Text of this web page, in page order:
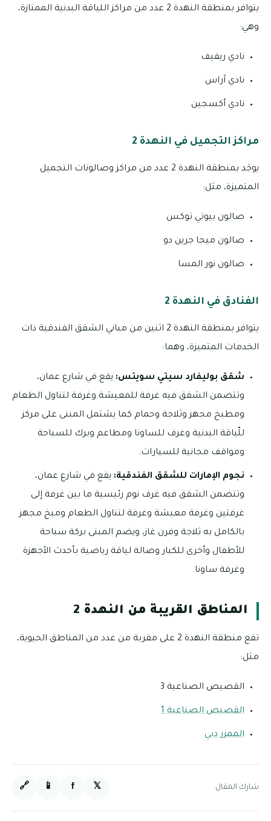
يتوافر بمنطقة النهدة 2 عدد من مراكز اللياقة البدنية الممتازة،
وهي:
نادي ريفيف
نادي آراس
نادي أكسجين
مراكز التجميل في النهدة 2
يوجَد بمنطقة النهدة 2 عدد من مراكز وصالونات التجميل
المتميزة، مثل:
صالون بيوتي توكس
صالون ميجا جرين دو
صالون نور المسا
الفنادق في النهدة 2
يتوافر بمنطقة النهدة 2 اثنين من مباني الشقق الفندقية ذات
الخدمات المتميزة، وهما:
شقق بوليفارد سيتي سويتس: يقع في شارع عمان،
وتتضمن الشقق فيه غرفة للمعيشة وغرفة لتناول الطعام
ومطبخ مجهز وثلاجة وحمام كما يشتمل المبنى على مركز
للّياقة البدنية وغرف للساونا ومطاعم وبرك للسباحة
ومواقف مجانية للسيارات.
نجوم الإمارات للشقق الفندقية: يقع في شارع عمان،
وتتضمن الشقق فيه غرف نوم رئيسية ما بين غرفة إلى
غرفتين وغرفة معيشة وغرفة لتناول الطعام ومبخ مجهز
بالكامل به ثلاجة وفرن غاز، ويضم المبنى بركة سباحة
للأطفال وأخرى للكبار وصالة لياقة رياضية بأحدث الأجهزة
وغرفة ساونا.
المناطق القريبة من النهدة 2
تقع منطقة النهدة 2 على مقربة من عدد من المناطق الحيوية،
مثل:
القصيص الصناعية 3
القصيص الصناعية 1
الممزر دبي
شارك المقال: 𝕏
f
📱
🔗